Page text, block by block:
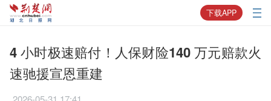
下载APP
4 小时极速赔付！人保财险140 万元赔款火
速驰援宣恩重建